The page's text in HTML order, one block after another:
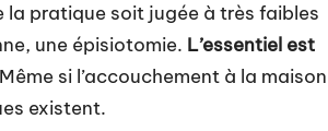
la pratique soit jugée à très faibles
une épisiotomie. L’essentiel est
si l’accouchement à la maison
existent.